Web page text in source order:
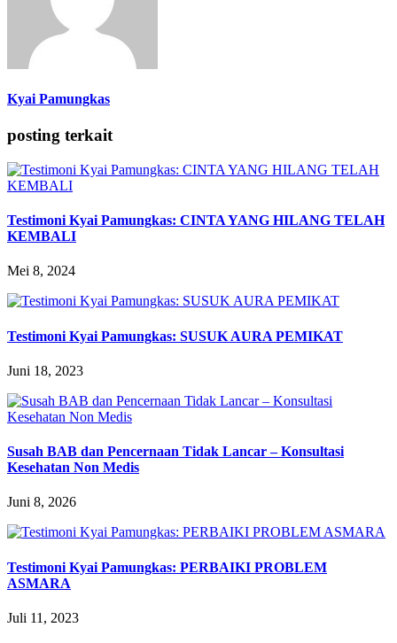
Kyai Pamungkas
posting terkait
Testimoni Kyai Pamungkas: CINTA YANG HILANG TELAH
KEMBALI
Mei 8, 2024
Testimoni Kyai Pamungkas: SUSUK AURA PEMIKAT
Juni 18, 2023
Susah BAB dan Pencernaan Tidak Lancar – Konsultasi
Kesehatan Non Medis
Juni 8, 2026
Testimoni Kyai Pamungkas: PERBAIKI PROBLEM
ASMARA
Juli 11, 2023